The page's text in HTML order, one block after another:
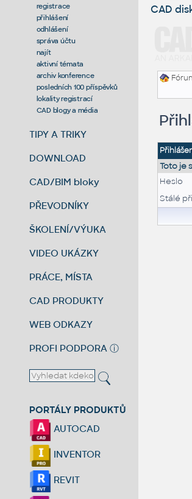
registrace
přihlášení
odhlášení
správa účtu
najít
aktivní témata
archiv konference
posledních 100 příspěvků
lokality registrací
CAD blogy a média
TIPY A TRIKY
DOWNLOAD
CAD/BIM bloky
PŘEVODNÍKY
ŠKOLENÍ/VÝUKA
VIDEO UKÁZKY
PRÁCE, MÍSTA
CAD PRODUKTY
WEB ODKAZY
PROFI PODPORA ⓘ
PORTÁLY PRODUKTŮ
AUTOCAD
INVENTOR
REVIT
CAD
Toto je
Heslo
Stálé